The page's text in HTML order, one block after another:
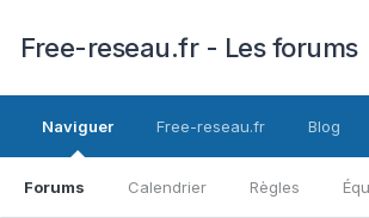
Free-reseau.fr - Les forums
Naviguer
Forums Calendrier Règles
Free-reseau.fr Blog